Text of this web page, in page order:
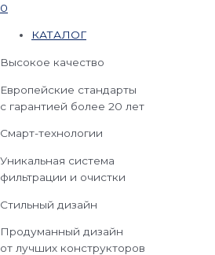
0
КАТАЛОГ
Высокое качество
Европейские стандарты
с гарантией более 20 лет
Смарт-технологии
Уникальная система
фильтрации и очистки
Стильный дизайн
Продуманный дизайн
от лучших конструкторов